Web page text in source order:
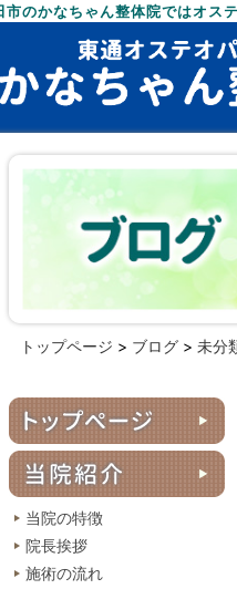
市のかなちゃん整体院ではオス
トップページ > ブログ > 未分
当院の特徴
院長挨拶
施術の流れ